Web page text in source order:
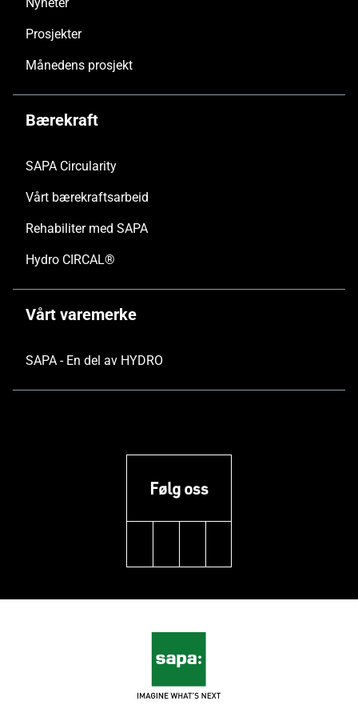
Prosjekter
Månedens prosjekt
Bærekraft
SAPA Circularity
Vårt bærekraftsarbeid
Rehabiliter med SAPA
Hydro CIRCAL®
Vårt varemerke
SAPA - En del av HYDRO
Følg oss